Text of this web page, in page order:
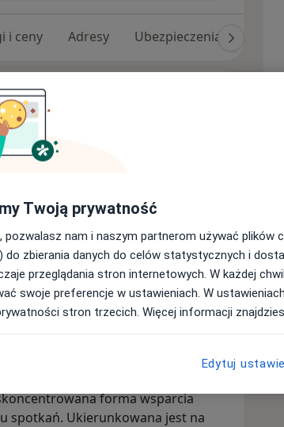
i ceny Adresy Ubezpieczenia
kompetencji społecznych.
Terapii Skoncentrowanej na
z zakresu terapii i profilaktyki
psychologicznej. Pracuję z
codzienne
swojego postępowania, które
etapach ich drogi, wskazuję
mogą oni samodzielnie dokonywać
omówieniu zgłaszanych trudności,
możliwych kierunków pomocy i
forma wsparcia
spotkań. Ukierunkowana jest na
Twoją prywatność
pozwalasz nam i naszym partnerom używać plików
do zbierania danych do celów statystycznych i
przeglądania stron internetowych. W każdej
swoje preferencje w ustawieniach. W
stron trzecich. Więcej informacji
Edytuj